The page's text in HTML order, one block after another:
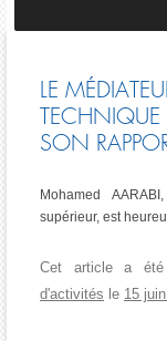
LE
TECHNIQUE
SON
Mohamed
supérieur, est
Cet article a
d'activités le 15